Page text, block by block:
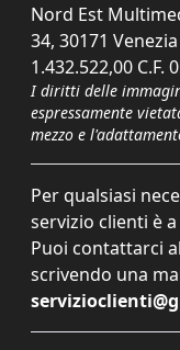
Nord Est
34, 30171
1.432.522,00 C.F.
I diritti delle
espressamente
mezzo e
Per qualsiasi
servizio clienti è
Puoi contattarci
scrivendo una